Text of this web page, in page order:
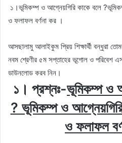
১।ভূমিকম্প ও আগ্নেয়গিরি কাকে বলে
ও ফলাফল বর্ণনা কর ।
আসছালামু আলাইকুম প্রিয় শিক্ষার্থী বন্ধুরা
নবম শ্রেণীর ৫ম সপ্তাহের ভূগোল ও পরিবেশ
ডাউনলোড করব নিন।
১। প্রশ্নঃ-ভূমিকম্প ও
? ভূমিকম্প ও
ও ফলাফল